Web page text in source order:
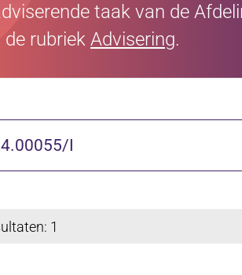
taak van de
rubriek Advisering.
1